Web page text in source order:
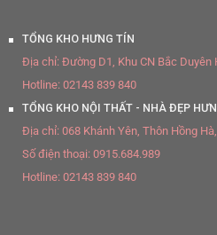
TỔNG KHO HƯNG TÍN
Địa chỉ: Đường D1, Khu CN Bắc Duyên
Hotline: 02143 839 840
TỔNG KHO NỘI THẤT - NHÀ ĐẸP
Địa chỉ: 068 Khánh Yên, Thôn Hồng
Số điện thoại: 0915.684.989
Hotline: 02143 839 840